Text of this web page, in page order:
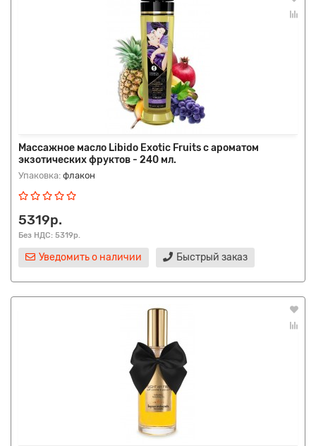
Массажное масло Libido Exotic Fruits с ароматом
экзотических фруктов - 240 мл.
Упаковка: флакон
5319р.
Без НДС: 5319р.
Уведомить о наличии Быстрый заказ